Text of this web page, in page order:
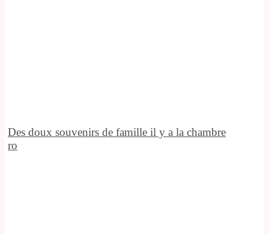
Des doux souvenirs de famille il y a la chambre
ro